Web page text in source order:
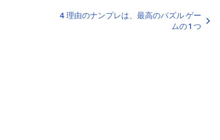
4 理由のナンプレは、最高のパズル ゲー
ムの 1 つ